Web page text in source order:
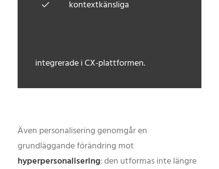
kontextkänsliga
integrerade i CX-plattformen.
Även personalisering genomgår en
grundläggande förändring mot
hyperpersonalisering: den utformas inte längre